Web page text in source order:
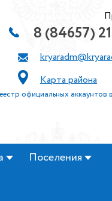
8 (84657)
Карта района
официальных аккаунтов
Поселения